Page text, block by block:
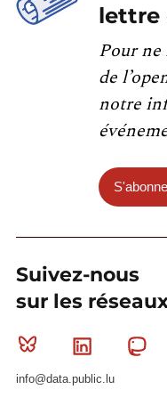
lettre
Pour ne
de
notre
Suivez-nous
sur les
Bluesky Linkedin
info@data.public.lu